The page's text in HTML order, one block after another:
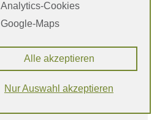
Freiburg im Breisgau,
Kontakt
Analytics-Cookies
Google-Maps
Alle akzeptieren
Nur Auswahl akzeptieren